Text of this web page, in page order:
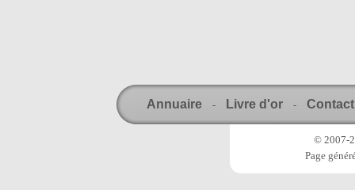
Annuaire - Livre d'or - Contact
© 2007-
Page